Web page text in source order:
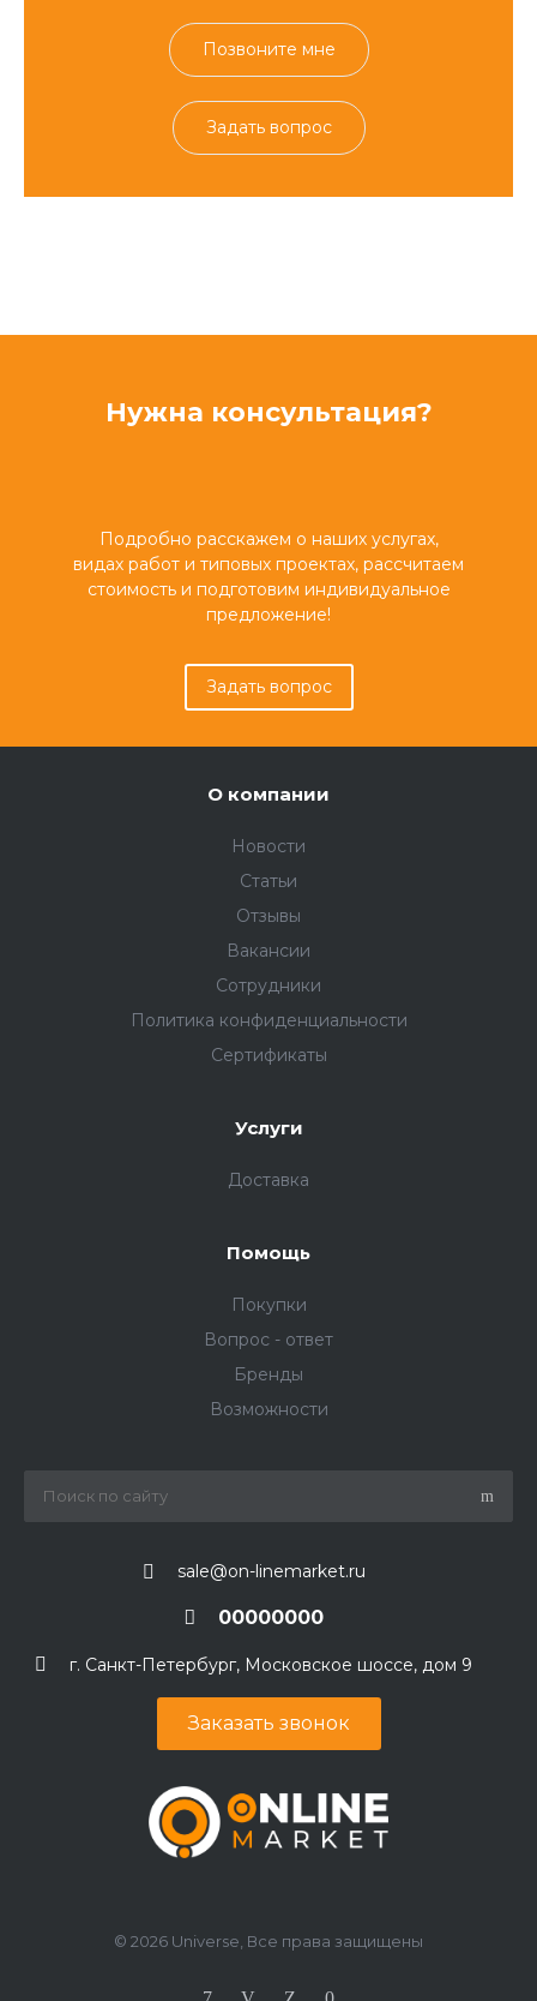
Позвоните мне
Задать вопрос
Нужна консультация?
Подробно расскажем о наших услугах,
видах работ и типовых проектах, рассчитаем
стоимость и подготовим индивидуальное
предложение!
Задать вопрос
О компании
Новости
Статьи
Отзывы
Вакансии
Сотрудники
Политика конфиденциальности
Сертификаты
Услуги
Доставка
Помощь
Покупки
Вопрос - ответ
Бренды
Возможности
sale@on-linemarket.ru
00000000
г. Санкт-Петербург, Московское шоссе, дом 9
Заказать звонок
© 2026 Universe, Все права защищены